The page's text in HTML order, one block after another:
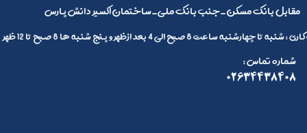
مقابل بانک مسکن_جنب بانک ملی_ساختمان اکسیر دانش پارس
چهارشنبه ساعت 8 صبح الی 4 بعد ازظهر و پنج شنبه ها 8 صبح تا 12 ظهر
: شماره تماس
02634438408